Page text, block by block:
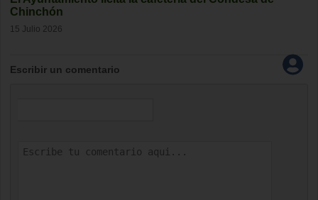
Chinchón
15 Julio 2026
Escribir un comentario